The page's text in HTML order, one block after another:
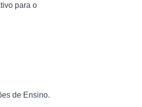
para o
de Ensino.